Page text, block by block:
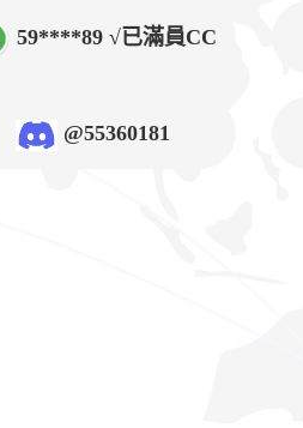
59****89 √已滿員CC
@55360181